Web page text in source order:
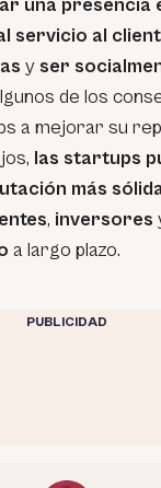
una presencia
servicio al
y ser
de los
a mejorar su
las startups
más
, inversores
a largo plazo.
PUBLICIDAD